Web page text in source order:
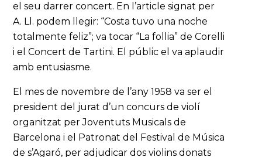
el seu darrer concert. En l’article signat per
A. Ll. podem llegir: “Costa tuvo una noche
totalmente feliz”; va tocar “La follia” de Corelli
i el Concert de Tartini. El públic el va aplaudir
amb entusiasme.
El mes de novembre de l’any 1958 va ser el
president del jurat d’un concurs de violí
organitzat per Joventuts Musicals de
Barcelona i el Patronat del Festival de Música
de s’Agaró, per adjudicar dos violins donats